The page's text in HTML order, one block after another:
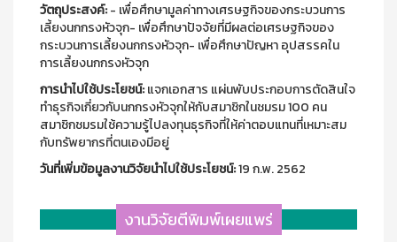
วัตถุประสงค์:- เพื่อศึกษามูลค่าทางเศรษฐกิจของกระบวนการ
เลี้ยงนกกรงหัวจุก- เพื่อศึกษาปัจจัยที่มีผลต่อเศรษฐกิจของ
กระบวนการเลี้ยงนกกรงหัวจุก- เพื่อศึกษาปัญหา อุปสรรคใน
การเลี้ยงนกกรงหัวจุก
การนำไปใช้ประโยชน์:แจกเอกสาร แผ่นพับประกอบการตัดสินใจ
ทำธุรกิจเกี่ยวกับนกกรงหัวจุกให้กับสมาชิกในชมรม 100 คน
สมาชิกชมรมใช้ความรู้ไปลงทุนธุรกิจที่ให้ค่าตอบแทนที่เหมาะสม
กับทรัพยากรที่ตนเองมีอยู่
วันที่เพิ่มข้อมูลงานวิจัยนำไปใช้ประโยชน์:19 ก.พ. 2562
งานวิจัยตีพิมพ์เผยแพร่